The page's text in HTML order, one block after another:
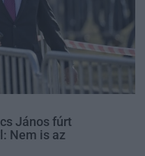
János fúrt
Nem is az